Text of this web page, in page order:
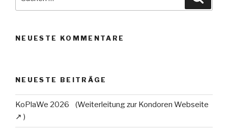
NEUESTE KOMMENTARE
NEUESTE BEITRÄGE
KoPlaWe 2026